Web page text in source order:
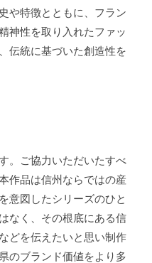
や特徴とともに、フラン
神性を取り入れたファッ
伝統に基づいた創造性を
。ご協力いただいたすべ
作品は信州ならではの産
意図したシリーズのひと
なく、その根底にある信
どを伝えたいと思い制作
のブランド価値をより多